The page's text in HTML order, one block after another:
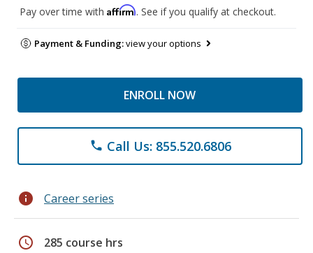
Pay over time with Affirm. See if you qualify at checkout.
Payment & Funding:view your options
ENROLL NOW
phone Call Us: 855.520.6806
info Career series
schedule 285 course hrs